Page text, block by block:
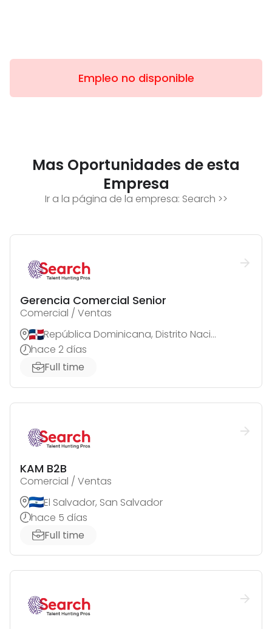
Empleo no disponible
Mas Oportunidades de esta
Empresa
Ir a la página de la empresa: Search >>
Gerencia Comercial Senior
Comercial / Ventas
República Dominicana, Distrito Nacional
hace 2 días
Full time
KAM B2B
Comercial / Ventas
El Salvador, San Salvador
hace 5 días
Full time